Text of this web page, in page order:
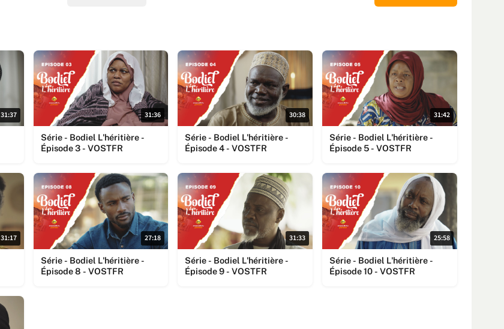
31:37 31:36
Série - Bodiel L'héritière -
Épisode 3 - VOSTFR
30:38
Série - Bodiel L'héritière -
Épisode 4 - VOSTFR
31:42
Série - Bodiel L'héritière -
Épisode 5 - VOSTFR
31:17 27:18
Série - Bodiel L'héritière -
Épisode 8 - VOSTFR
31:33
Série - Bodiel L'héritière -
Épisode 9 - VOSTFR
25:58
Série - Bodiel L'héritière -
Épisode 10 - VOSTFR